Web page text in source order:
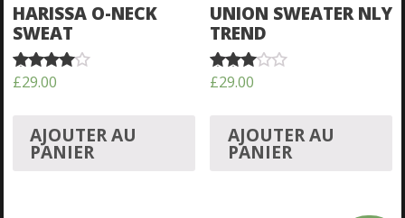
HARISSA O-NECK
SWEAT
Note
£29.00
AJOUTER AU
PANIER
UNION SWEATER NLY
TREND
Note
£29.00
AJOUTER AU
PANIER